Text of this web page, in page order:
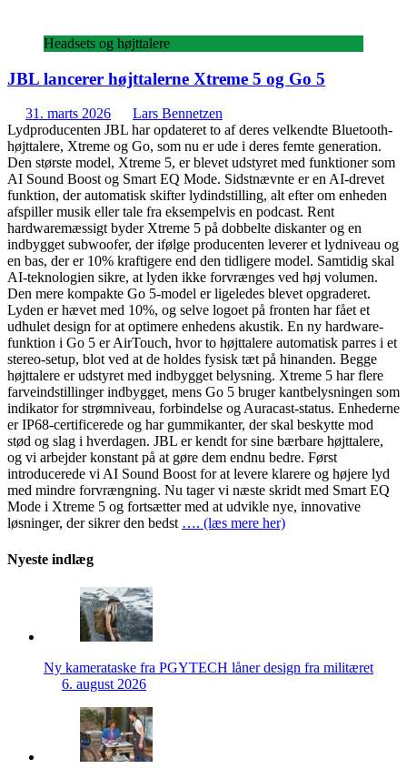
Headsets og højttalere
JBL lancerer højttalerne Xtreme 5 og Go 5
31. marts 2026
Lars Bennetzen
Lydproducenten JBL har opdateret to af deres velkendte Bluetooth-
højttalere, Xtreme og Go, som nu er ude i deres femte generation.
Den største model, Xtreme 5, er blevet udstyret med funktioner som
AI Sound Boost og Smart EQ Mode. Sidstnævnte er en AI-drevet
funktion, der automatisk skifter lydindstilling, alt efter om enheden
afspiller musik eller tale fra eksempelvis en podcast. Rent
hardwaremæssigt byder Xtreme 5 på dobbelte diskanter og en
indbygget subwoofer, der ifølge producenten leverer et lydniveau og
en bas, der er 10% kraftigere end den tidligere model. Samtidig skal
AI-teknologien sikre, at lyden ikke forvrænges ved høj volumen.
Den mere kompakte Go 5-model er ligeledes blevet opgraderet.
Lyden er hævet med 10%, og selve logoet på fronten har fået et
udhulet design for at optimere enhedens akustik. En ny hardware-
funktion i Go 5 er AirTouch, hvor to højttalere automatisk parres i et
stereo-setup, blot ved at de holdes fysisk tæt på hinanden. Begge
højttalere er udstyret med indbygget belysning. Xtreme 5 har flere
farveindstillinger indbygget, mens Go 5 bruger kantbelysningen som
indikator for strømniveau, forbindelse og Auracast-status. Enhederne
er IP68-certificerede og har gummikanter, der skal beskytte mod
stød og slag i hverdagen. JBL er kendt for sine bærbare højttalere,
og vi arbejder konstant på at gøre dem endnu bedre. Først
introducerede vi AI Sound Boost for at levere klarere og højere lyd
med mindre forvrængning. Nu tager vi næste skridt med Smart EQ
Mode i Xtreme 5 og fortsætter med at udvikle nye, innovative
løsninger, der sikrer den bedst …. (læs mere her)
Nyeste indlæg
Ny kamerataske fra PGYTECH låner design fra militæret
6. august 2026